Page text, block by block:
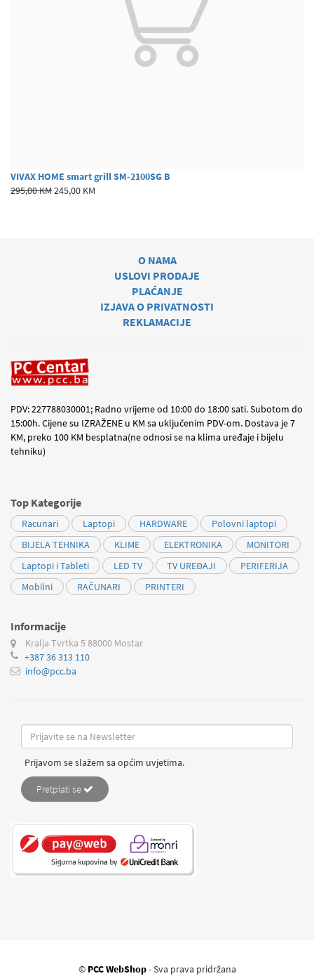
VIVAX HOME smart grill SM-2100SG B
295,00 KM245,00 KM
O NAMA
USLOVI PRODAJE
PLAĆANJE
IZJAVA O PRIVATNOSTI
REKLAMACIJE
PDV: 227788030001; Radno vrijeme od 10:00 do 18:00 sati. Subotom do
15:00h. Cijene su IZRAŽENE u KM sa uključenim PDV-om. Dostava je 7
KM, preko 100 KM besplatna(ne odnosi se na klima uređaje i bijelu
tehniku)
Top Kategorije
Racunari Laptopi HARDWARE
Polovni laptopi
BIJELA TEHNIKA
KLIME ELEKTRONIKA
MONITORI
Laptopi i Tableti
LED TV TV UREĐAJI
PERIFERIJA
Mobilni
RAČUNARI PRINTERI
Informacije
Kralja Tvrtka 5 88000 Mostar
+387 36 313 110
info@pcc.ba
Prijavom se slažem sa općim uvjetima.
Pretplati se
© PCC WebShop- Sva prava pridržana